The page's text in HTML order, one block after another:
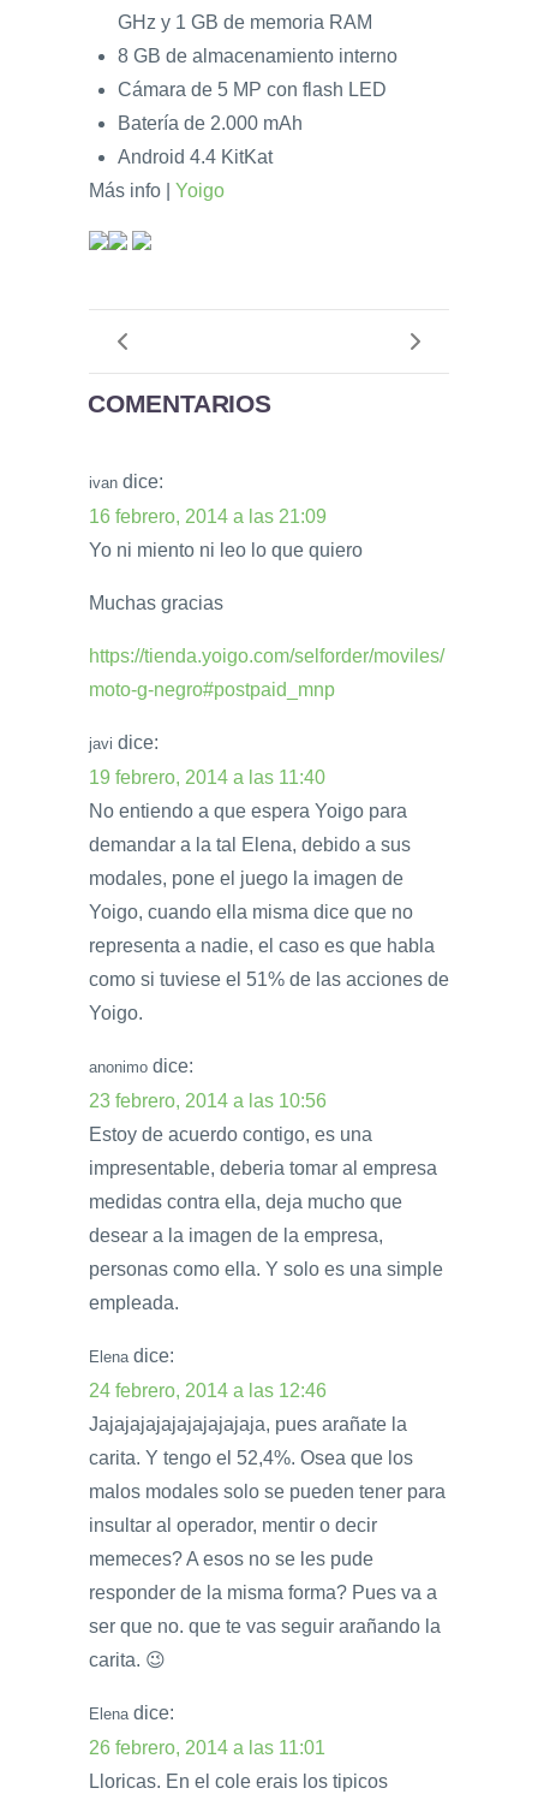
GHz y 1 GB de memoria RAM
8 GB de almacenamiento interno
Cámara de 5 MP con flash LED
Batería de 2.000 mAh
Android 4.4 KitKat
Más info | Yoigo
COMENTARIOS
ivan dice:
16 febrero, 2014 a las 21:09
Yo ni miento ni leo lo que quiero
Muchas gracias
https://tienda.yoigo.com/selforder/moviles/
moto-g-negro#postpaid_mnp
javi dice:
19 febrero, 2014 a las 11:40
No entiendo a que espera Yoigo para
demandar a la tal Elena, debido a sus
modales, pone el juego la imagen de
Yoigo, cuando ella misma dice que no
representa a nadie, el caso es que habla
como si tuviese el 51% de las acciones de
Yoigo.
anonimo dice:
23 febrero, 2014 a las 10:56
Estoy de acuerdo contigo, es una
impresentable, deberia tomar al empresa
medidas contra ella, deja mucho que
desear a la imagen de la empresa,
personas como ella. Y solo es una simple
empleada.
Elena dice:
24 febrero, 2014 a las 12:46
Jajajajajajajajajajaja, pues arañate la
carita. Y tengo el 52,4%. Osea que los
malos modales solo se pueden tener para
insultar al operador, mentir o decir
memeces? A esos no se les pude
responder de la misma forma? Pues va a
ser que no. que te vas seguir arañando la
carita. 😉
Elena dice:
26 febrero, 2014 a las 11:01
Lloricas. En el cole erais los tipicos